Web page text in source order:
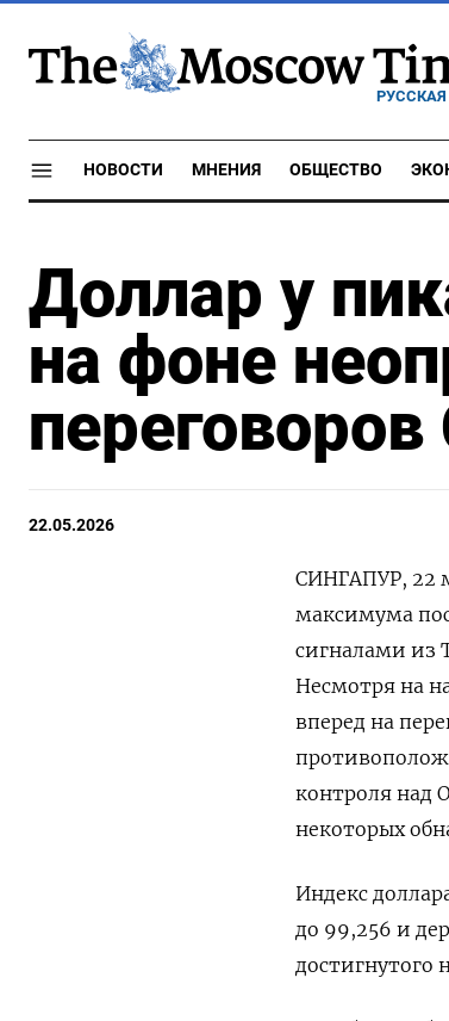
НОВОСТИ МНЕНИЯ ОБЩЕСТВО
Доллар у
на фоне
22.05.2026
СИНГАПУР, 22
максимума
сигналами из
Несмотря на
вперед на
контроля ​над
некоторых
Индекс
до 99,256 и
достигнутого